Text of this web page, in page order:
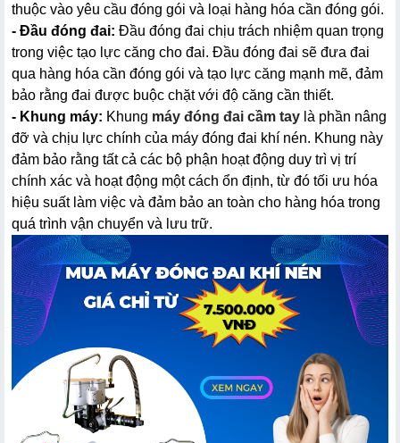
thuộc vào yêu cầu đóng gói và loại hàng hóa cần đóng gói.
- Đầu đóng đai: Đầu đóng đai chịu trách nhiệm quan trọng
trong việc tạo lực căng cho đai. Đầu đóng đai sẽ đưa đai
qua hàng hóa cần đóng gói và tạo lực căng mạnh mẽ, đảm
bảo rằng đai được buộc chặt với độ căng cần thiết.
- Khung máy: Khung máy đóng đai cầm tay là phần nâng
đỡ và chịu lực chính của máy đóng đai khí nén. Khung này
đảm bảo rằng tất cả các bộ phận hoạt động duy trì vị trí
chính xác và hoạt động một cách ổn định, từ đó tối ưu hóa
hiệu suất làm việc và đảm bảo an toàn cho hàng hóa trong
quá trình vận chuyển và lưu trữ.